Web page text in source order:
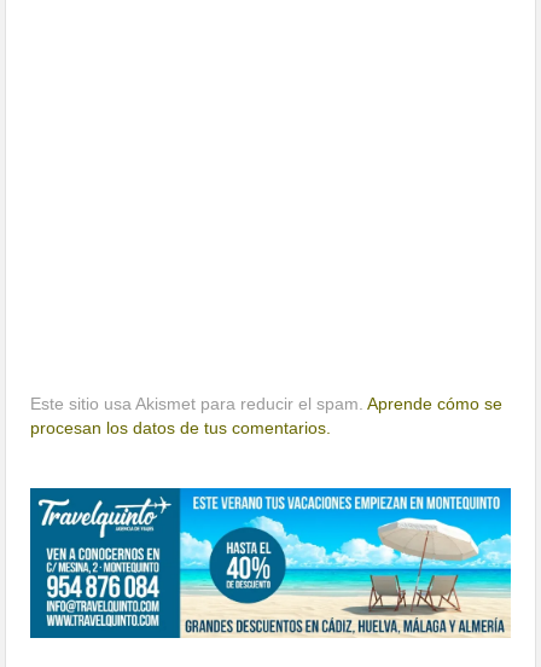
Este sitio usa Akismet para reducir el spam.Aprende cómo se
procesan los datos de tus comentarios.